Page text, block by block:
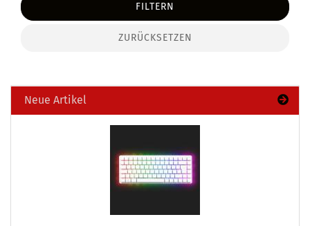
FILTERN
ZURÜCKSETZEN
Neue Artikel